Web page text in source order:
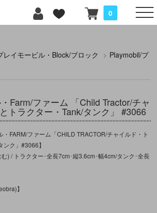
0
イモービル・Block/ブロック > Playmobil/プ
Farm/ファーム 「Child Tractor/チャ
トラクター・Tank/タンク」 #3066
・FARM/ファーム「CHILD TRACTOR/チャイルド・ト
ク」#3066】
) / トラクター･全長7cm･縦3.6cm･幅4cm/タンク･全長
】